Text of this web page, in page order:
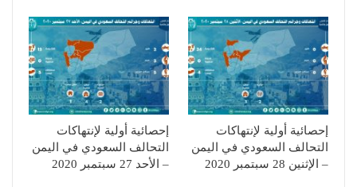
إحصائية أولية لإنتهاكات
التحالف السعودي في اليمن
– الإثنين 28 سبتمبر 2020
إحصائية أولية لإنتهاكات
التحالف السعودي في اليمن
– الأحد 27 سبتمبر 2020